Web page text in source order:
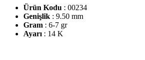
Ürün Kodu : 00234
Genişlik : 9.50 mm
Gram : 6-7 gr
Ayarı : 14 K